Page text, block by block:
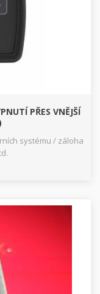
PŘES VNĚJŠÍ
systému / záloha